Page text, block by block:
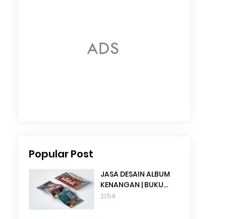
Popular Post
JASA DESAIN ALBUM
KENANGAN | BUKU
TAHUNAN SEKOLAH
21.54